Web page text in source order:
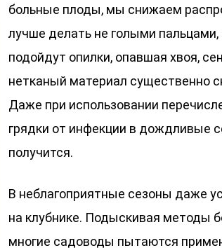
больные плоды, мы снижаем
лучше делать не голыми
подойдут опилки, опавшая хвоя,
нетканый материал существенно
Даже при использовании
грядки от инфекции в дождливые
получится.
В неблагоприятные сезоны даже
на клубнике. Подыскивая методы
многие садоводы пытаются